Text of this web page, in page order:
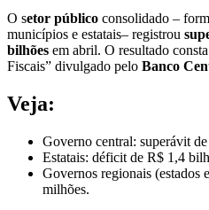
O setor público consolidado –
municípios e estatais– registrou
bilhões em abril. O resultado
Fiscais” divulgado pelo Banco
Veja:
Governo central: superávit
Estatais: déficit de R$ 1,4
Governos regionais
milhões.